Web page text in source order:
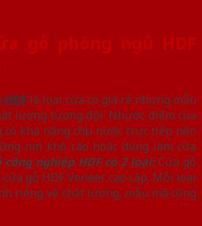
gỗ phòng ngủ HDF
là loại cửa có giá rẻ nhưng mẫu
lượng tương đối. Nhược điểm của
có khả năng chịu nước trực tiếp nên
nơi khô ráo hoặc dùng làm cửa
công nghiệp HDF có 2 loại:Cửa gỗ
gỗ HDF Veneer cao cấp. Mỗi loại
riêng về chất lượng, mẫu mã cũng